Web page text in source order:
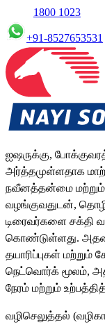
1800 1023
+91-8527653531
ஐஷருக்கு,
அர்த்தமுள்ளதாக
நவீனத்தன்மை மற்றும்
வழங்குவதுடன்,
டிரைவர்களை சக்தி
கொண்டுள்ளது.
தயாரிப்புகள்
நெட்வொர்க் மூலம்,
நேரம் மற்றும்
வழிசெலுத்தல்